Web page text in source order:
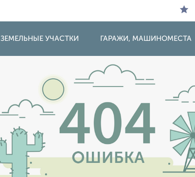
ЗЕМЕЛЬНЫЕ УЧАСТКИ ГАРАЖИ, МАШИНОМЕСТА